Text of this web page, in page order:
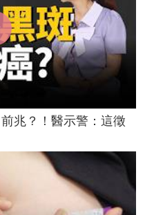
兆？！醫示警：這徵